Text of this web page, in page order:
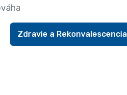
Zdravie a Rekonvalescencia